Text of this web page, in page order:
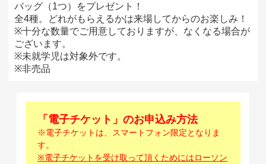
バッグ（1つ）をプレゼント！
全4種。どれがもらえるかは来場してからのお楽しみ！
※十分な数量でご用意しておりますが、なくなる場合が
ございます。
※未就学児は対象外です。
※非売品
「電子チケット」のお申込み方法
※電子チケットは、スマートフォン限定となりま
す。
※電子チケットを受け取って頂くためにはローソン